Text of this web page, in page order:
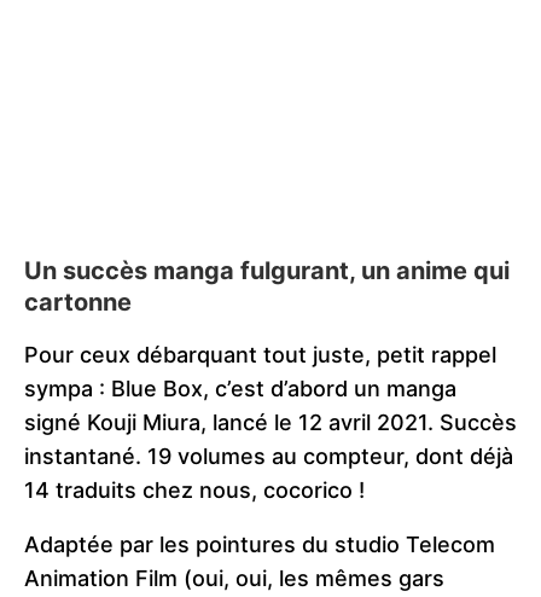
Un succès manga fulgurant, un anime qui
cartonne
Pour ceux débarquant tout juste, petit rappel
sympa : Blue Box, c’est d’abord un manga
signé Kouji Miura, lancé le 12 avril 2021. Succès
instantané. 19 volumes au compteur, dont déjà
14 traduits chez nous, cocorico !
Adaptée par les pointures du studio Telecom
Animation Film (oui, oui, les mêmes gars